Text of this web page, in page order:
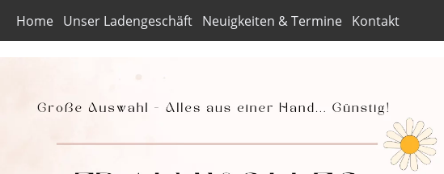
Home Unser Ladengeschäft Neuigkeiten & Termine Kontakt